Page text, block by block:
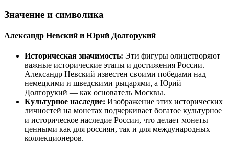
Значение и символика
Александр Невский и Юрий Долгорукий
Историческая значимость: Эти фигуры олицетворяют
важные исторические этапы и достижения России.
Александр Невский известен своими победами над
немецкими и шведскими рыцарями, а Юрий
Долгорукий — как основатель Москвы.
Культурное наследие: Изображение этих исторических
личностей на монетах подчеркивает богатое культурное
и историческое наследие России, что делает монеты
ценными как для россиян, так и для международных
коллекционеров.